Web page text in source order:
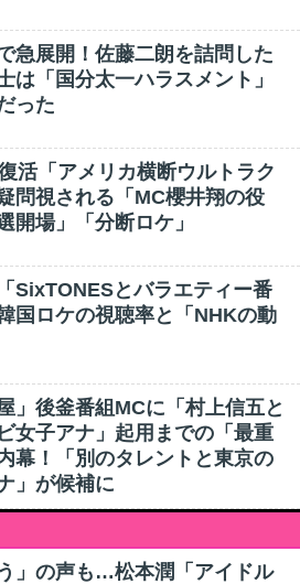
急展開！佐藤二朗を詰問した
は「国分太一ハラスメント」
った
活「アメリカ横断ウルトラク
問視される「MC櫻井翔の役
開場」「分断ロケ」
SixTONESとバラエティー番
国ロケの視聴率と「NHKの動
」後釜番組MCに「村上信五と
女子アナ」起用までの「最重
幕！「別のタレントと東京の
」が候補に
」の声も…松本潤「アイドル